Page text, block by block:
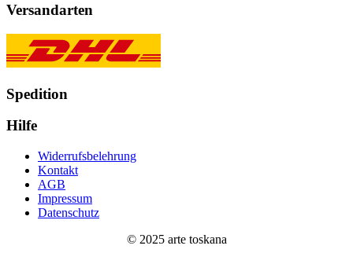
Versandarten
Spedition
Hilfe
Widerrufsbelehrung
Kontakt
AGB
Impressum
Datenschutz
© 2025 arte toskana